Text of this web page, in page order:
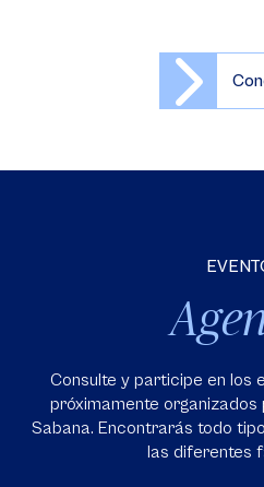
Consulte y participe en los
próximamente organizados
Sabana. Encontrarás todo
las diferentes